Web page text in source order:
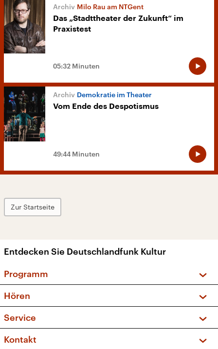
Milo Rau am NTGent
Das „Stadttheater der Zukunft“ im
Praxistest
05:32 Minuten
Demokratie im Theater
Vom Ende des Despotismus
49:44 Minuten
Zur Startseite
Entdecken Sie Deutschlandfunk Kultur
Programm
Sendungen und Podcasts
Musikliste
Kakadu – Das Kinderprogramm
Hören
Frequenzen (UKW + DAB+)
Service
FAQ
Kontakt